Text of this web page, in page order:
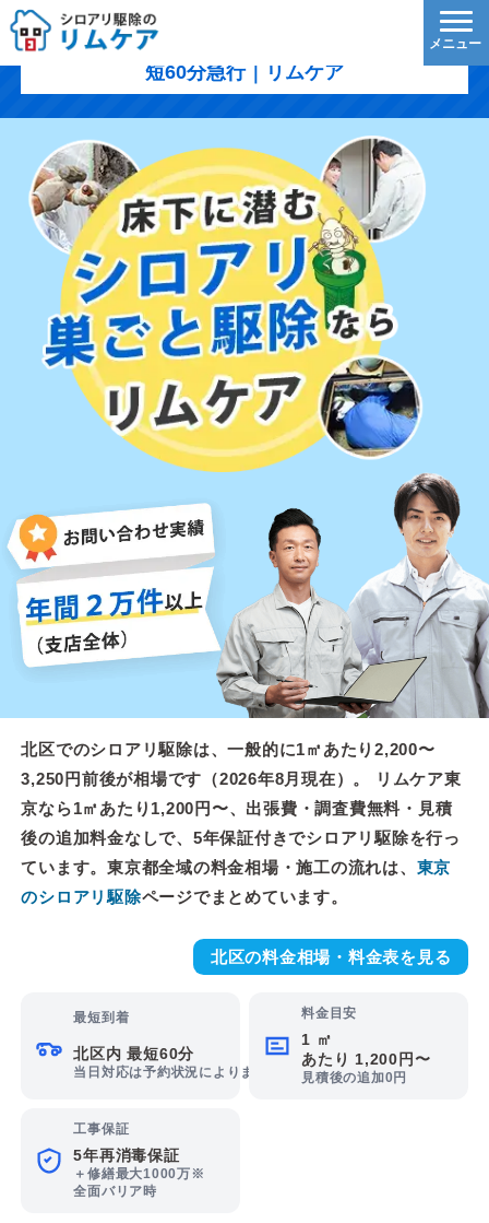
北区のシロアリ駆除｜1,200円/㎡〜・5年保証・最
短60分急行｜リムケア
北区でのシロアリ駆除は、一般的に1㎡あたり2,200〜
3,250円前後が相場です（2026年8月現在）。 リムケア東
京なら1㎡あたり1,200円〜、出張費・調査費無料・見積
後の追加料金なしで、5年保証付きでシロアリ駆除を行っ
ています。東京都全域の料金相場・施工の流れは、 東京
のシロアリ駆除ページでまとめています。
北区の料金相場・料金表を見る
最短到着
北区内 最短60分
当日対応は予約状況によります
料金目安
1 ㎡
あたり 1,200円〜
見積後の追加0円
工事保証
5年再消毒保証
＋修繕最大1000万※
全面バリア時